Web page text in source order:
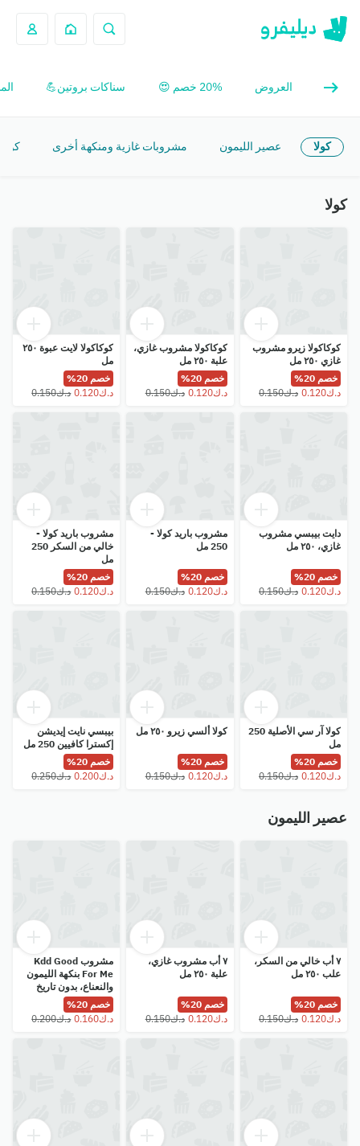
العروض 20% خصم 😍 سناكات بروتين💪
كولا عصير الليمون مشروبات غازية ومنكهة أخرى
كولا
كوكاكولا زيرو مشروب
غازي ٢٥٠ مل
خصم 20%
كوكاكولا مشروب غازي،
علبة ٢٥٠ مل
خصم 20%
⁦د.ك0.120⁩
⁦د.ك0.150⁩
كوكاكولا لايت عبوة ٢٥٠
مل
خصم 20%
⁦د.ك0.150⁩
دايت بيبسي مشروب
غازي، ٢٥٠ مل
خصم 20%
مشروب باريد كولا -
250 مل
خصم 20%
⁦د.ك0.120⁩
⁦د.ك0.150⁩
مشروب باريد كولا -
خالي من السكر 250
مل
خصم 20%
⁦د.ك0.150⁩
كولا آر سي الأصلية 250
مل
خصم 20%
كولا ألسي زيرو ٢٥٠ مل
خصم 20%
⁦د.ك0.120⁩
⁦د.ك0.150⁩
بيبسي نايت إيديشن
إكسترا كافيين 250 مل
خصم 20%
⁦د.ك0.250⁩
عصير الليمون
٧ أب خالي من السكر،
علب ٢٥٠ مل
خصم 20%
٧ أب مشروب غازي،
علبة ٢٥٠ مل
خصم 20%
⁦د.ك0.120⁩
⁦د.ك0.150⁩
مشروب Kdd Good
For Me بنكهة الليمون
والنعناع، ​​بدون تاريخ
انتهاء الصلاحية، 250 مل
خصم 20%
⁦د.ك0.200⁩